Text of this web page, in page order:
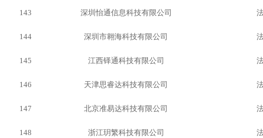
143 深圳怡通信息科技有限公司
144 深圳市翱海科技有限公司
145 江西铎通科技有限公司
146 天津思睿达科技有限公司
147 北京准易达科技有限公司
148 浙江玥繁科技有限公司